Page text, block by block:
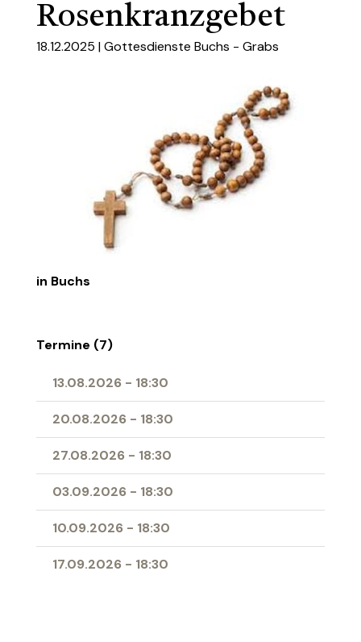
Rosenkranzgebet
18.12.2025 |Gottesdienste Buchs - Grabs
in Buchs
Termine (7)
13.08.2026 - 18:30
20.08.2026 - 18:30
27.08.2026 - 18:30
03.09.2026 - 18:30
10.09.2026 - 18:30
17.09.2026 - 18:30